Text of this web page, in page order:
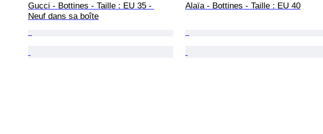
Gucci - Bottines - Taille : EU 35 -
Neuf dans sa boîte
Alaïa - Bottines - Taille : EU 40